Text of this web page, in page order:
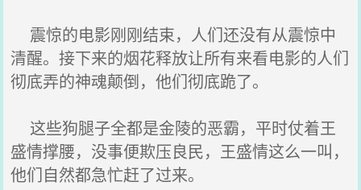
震惊的电影刚刚结束，人们还没有从震惊中
清醒。接下来的烟花释放让所有来看电影的人们
彻底弄的神魂颠倒，他们彻底跪了。
这些狗腿子全都是金陵的恶霸，平时仗着王
盛情撑腰，没事便欺压良民，王盛情这么一叫，
他们自然都急忙赶了过来。